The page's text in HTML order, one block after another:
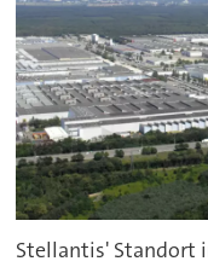
Stellantis' Standort